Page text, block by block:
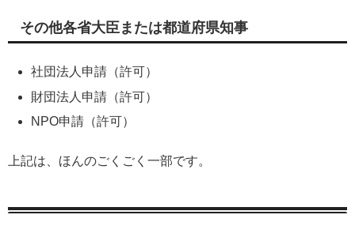
その他各省大臣または都道府県知事
社団法人申請（許可）
財団法人申請（許可）
NPO申請（許可）
上記は、ほんのごくごく一部です。